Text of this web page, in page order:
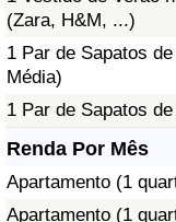
(Zara, H&M, ...)
1 Par de Sapatos
Média)
1 Par de Sapatos
Renda Por Mês
Apartamento (1
Apartamento (1